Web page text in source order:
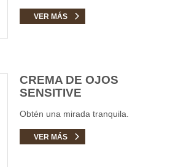
VER MÁS
CREMA DE OJOS
SENSITIVE
Obtén una mirada tranquila.
VER MÁS